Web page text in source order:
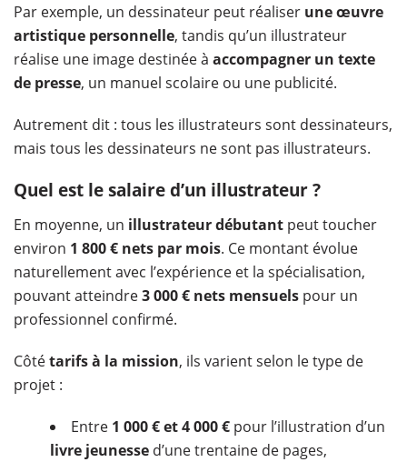
Par exemple, un dessinateur peut réaliser une œuvre
artistique personnelle, tandis qu’un illustrateur
réalise une image destinée à accompagner un texte
de presse, un manuel scolaire ou une publicité.
Autrement dit : tous les illustrateurs sont dessinateurs,
mais tous les dessinateurs ne sont pas illustrateurs.
Quel est le salaire d’un illustrateur ?
En moyenne, un illustrateur débutant peut toucher
environ 1 800 € nets par mois. Ce montant évolue
naturellement avec l’expérience et la spécialisation,
pouvant atteindre3 000 € nets mensuels pour un
professionnel confirmé.
Côtétarifs à la mission, ils varient selon le type de
projet :
Entre 1 000 € et 4 000 € pour l’illustration d’un
livre jeunesse d’une trentaine de pages,